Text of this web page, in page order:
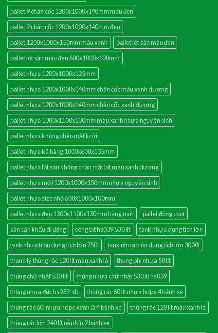
pallet 9 chân cốc 1200x1000x140mm màu đen
pallet 9 chân cốc 1200x1000x140mm đen
pallet 1200x1000x150mm màu xanh
pallet lót sàn màu đen
pallet lót sàn màu đen 600x1000x100mm
pallet nhựa 1200x1000x125mm
pallet nhựa 1200x1000x140mm chân cốc màu xanh dương
pallet nhựa 1200x1000x140mm chân cốc xanh dương
pallet nhựa 1300x1100x130mm màu xanh nhựa nguyên sinh
pallet nhựa không chân mặt lưới
pallet nhựa kê hàng 1000x600x135mm
pallet nhựa lót sàn không chân mặt bít màu xanh dương
pallet nhựa mới 1200x1000x150mm nhựa nguyên sinh
pallet nhựa size nhỏ 600x1000x100mm
pallet nhựa đen 1300x1100x130mm hàng mới
pallet đóng cont
sàn sân khấu di động
sóng bít hs039 530 lít
tank nhựa dung tích lớn
tank nhựa tròn dung tích lớn 750l
tank nhựa tròn dung tích lớn 3000l
thanh lý thùng rác 120 lít màu xanh lá
thung phi nhựa 50 lít
thùng chữ nhật 530 lít
thùng nhựa chữ nhật 530 lít hs039
thùng nhựa đặc hs039-sb
thùng rác 60 lít nhựa hdpe 4 bánh xe
thùng rác 60l nhựa hdpe xanh lá 4 bánh xe
thùng rác 120 lít màu xanh lá
thùng rác lớn 240 lít nắp kín 2 bánh xe